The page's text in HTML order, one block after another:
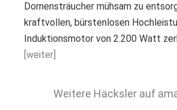
Dornensträucher mühsam zu
kraftvollen, bürstenlosen
Induktionsmotor von 2.200 Watt
[weiter]
Weitere Häcksler auf